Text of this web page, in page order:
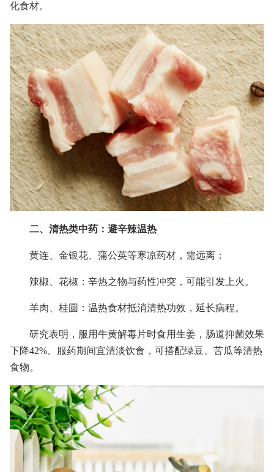
化食材。
二、清热类中药：避辛辣温热
黄连、金银花、蒲公英等寒凉药材，需远离：
辣椒、花椒：辛热之物与药性冲突，可能引发上火。
羊肉、桂圆：温热食材抵消清热功效，延长病程。
研究表明，服用牛黄解毒片时食用生姜，肠道抑菌效果
下降42%。服药期间宜清淡饮食，可搭配绿豆、苦瓜等清热
食物。